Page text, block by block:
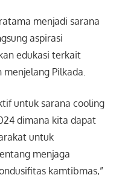
menjadi sarana
aspirasi
edukasi terkait
Pilkada.
untuk sarana cooling
dimana kita dapat
untuk
menjaga
kamtibmas,”